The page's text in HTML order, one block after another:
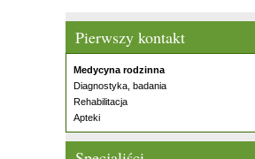
Pierwszy kontakt
Medycyna rodzinna
Diagnostyka, badania
Rehabilitacja
Apteki